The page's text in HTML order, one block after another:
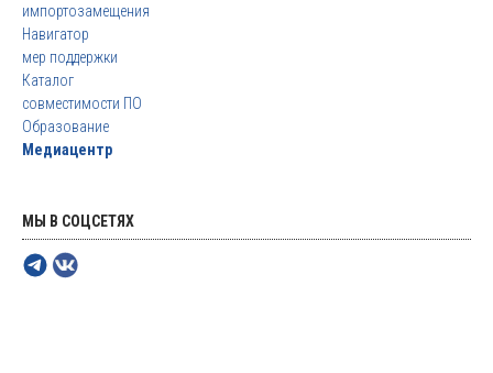
импортозамещения
Навигатор
мер поддержки
Каталог
совместимости ПО
Образование
Медиацентр
МЫ В СОЦСЕТЯХ